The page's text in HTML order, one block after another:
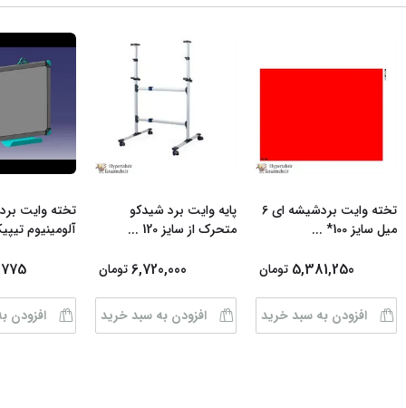
تخته وایت بردشیشه ای 6
میل سایز 100*
...
5,381,250 تومان
افزودن به سبد خرید
پایه وایت برد شیدکو
متحرک از سایز 120
...
6,720,000 تومان
افزودن به سبد خرید
تخته وایت
آلومینیوم
افزودن